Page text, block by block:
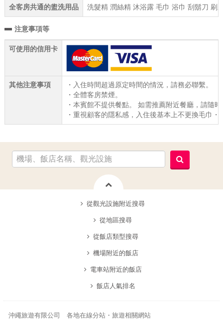
全客房共通的盥洗用品 洗髮精 潤絲精 沐浴露 毛巾 浴巾 刮鬍刀 刷
注意事項等
可使用的信用卡
其他注意事項
・入住時間超過原定時間的情況，請務必聯繫。
・全體客房禁煙。
・本賓館不提供餐點。 如需推薦附近餐廳，請隨
・重視顧客的隱私感，入住後基本上不更換毛巾
從觀光設施附近搜尋
從地區搜尋
從飯店類型搜尋
機場附近的飯店
電車站附近的飯店
飯店人氣排名
沖繩旅遊有限公司 各地在線分站・旅遊相關網站